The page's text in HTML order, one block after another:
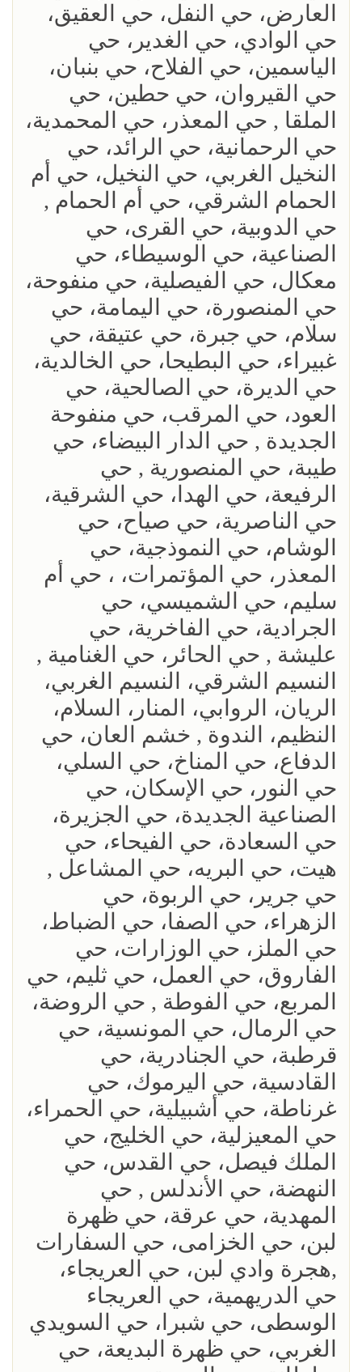
العارض، حي النفل، حي العقيق،
حي الوادي، حي الغدير، حي
الياسمين، حي الفلاح، حي بنبان،
حي القيروان، حي حطين، حي
الملقا , حي المعذر، حي المحمدية،
حي الرحمانية، حي الرائد، حي
النخيل الغربي، حي النخيل، حي أم
الحمام الشرقي، حي أم الحمام ,
حي الدوبية، حي القرى، حي
الصناعية، حي الوسيطاء، حي
معكال، حي الفيصلية، حي منفوحة،
حي المنصورة، حي اليمامة، حي
سلام، حي جبرة، حي عتيقة، حي
غبيراء، حي البطيحا، حي الخالدية،
حي الديرة، حي الصالحية، حي
العود، حي المرقب، حي منفوحة
الجديدة , حي الدار البيضاء، حي
طيبة، حي المنصورية , حي
الرفيعة، حي الهدا، حي الشرقية،
حي الناصرية، حي صياح، حي
الوشام، حي النموذجية، حي
المعذر، حي المؤتمرات، ، حي أم
سليم، حي الشميسي، حي
الجرادية، حي الفاخرية، حي
عليشة , حي الحائر، حي الغنامية ,
النسيم الشرقي، النسيم الغربي،
الريان، الروابي، المنار، السلام،
النظيم، الندوة , خشم العان، حي
الدفاع، حي المناخ، حي السلي،
حي النور، حي الإسكان، حي
الصناعية الجديدة، حي الجزيرة،
حي السعادة، حي الفيحاء، حي
هيت، حي البريه، حي المشاعل ,
حي جرير، حي الربوة، حي
الزهراء، حي الصفا، حي الضباط،
حي الملز، حي الوزارات، حي
الفاروق، حي العمل، حي ثليم، حي
المربع، حي الفوطة , حي الروضة،
حي الرمال، حي المونسية، حي
قرطبة، حي الجنادرية، حي
القادسية، حي اليرموك، حي
غرناطة، حي أشبيلية، حي الحمراء،
حي المعيزلية، حي الخليج، حي
الملك فيصل، حي القدس، حي
النهضة، حي الأندلس , حي
المهدية، حي عرقة، حي ظهرة
لبن، حي الخزامى، حي السفارات
,هجرة وادي لبن، حي العريجاء،
حي الدريهمية، حي العريجاء
الوسطى، حي شبرا، حي السويدي
الغربي، حي ظهرة البديعة، حي